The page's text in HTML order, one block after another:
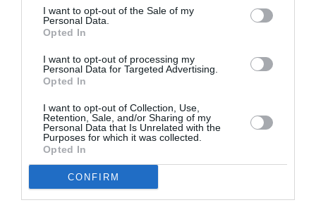
I want to opt-out of the Sale of my
Personal Data.
Opted In
I want to opt-out of processing my
Personal Data for Targeted Advertising.
Opted In
I want to opt-out of Collection, Use,
Retention, Sale, and/or Sharing of my
Personal Data that Is Unrelated with the
Purposes for which it was collected.
Opted In
CONFIRM
ΦΕΣΤΙΒΑΛ / ΝΕΑ
32ο Διεθνές
Φεστιβάλ Χορού
Καλαμάτας –
ΘΕΜΑΤΑ / ΝΕΑ
Δωρεάν